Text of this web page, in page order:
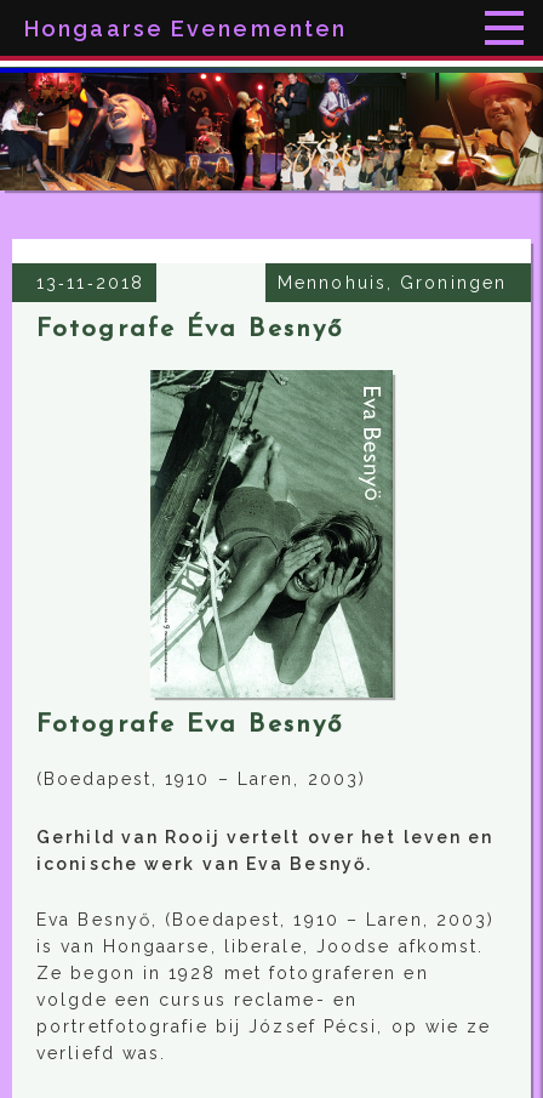
13‑11‑2018 Mennohuis, Groningen
Fotografe Éva Besnyő
Fotografe Eva Besnyő
(Boedapest, 1910 – Laren, 2003)
Gerhild van Rooij vertelt over het leven en
iconische werk van Eva Besnyő.
Eva Besnyő, (Boedapest, 1910 – Laren, 2003)
is van Hongaarse, liberale, Joodse afkomst.
Ze begon in 1928 met fotograferen en
volgde een cursus reclame- en
portretfotografie bij József Pécsi, op wie ze
verliefd was.
Hongaarse Evenementen